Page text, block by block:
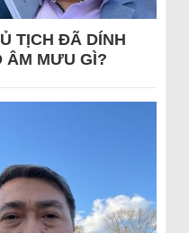
TỊCH ĐÃ DÍNH
ÂM MƯU GÌ?